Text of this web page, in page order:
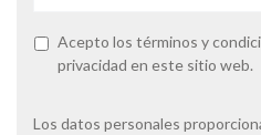
P
t
Acepto los términos y
privacidad en este sitio web.
Los datos personales